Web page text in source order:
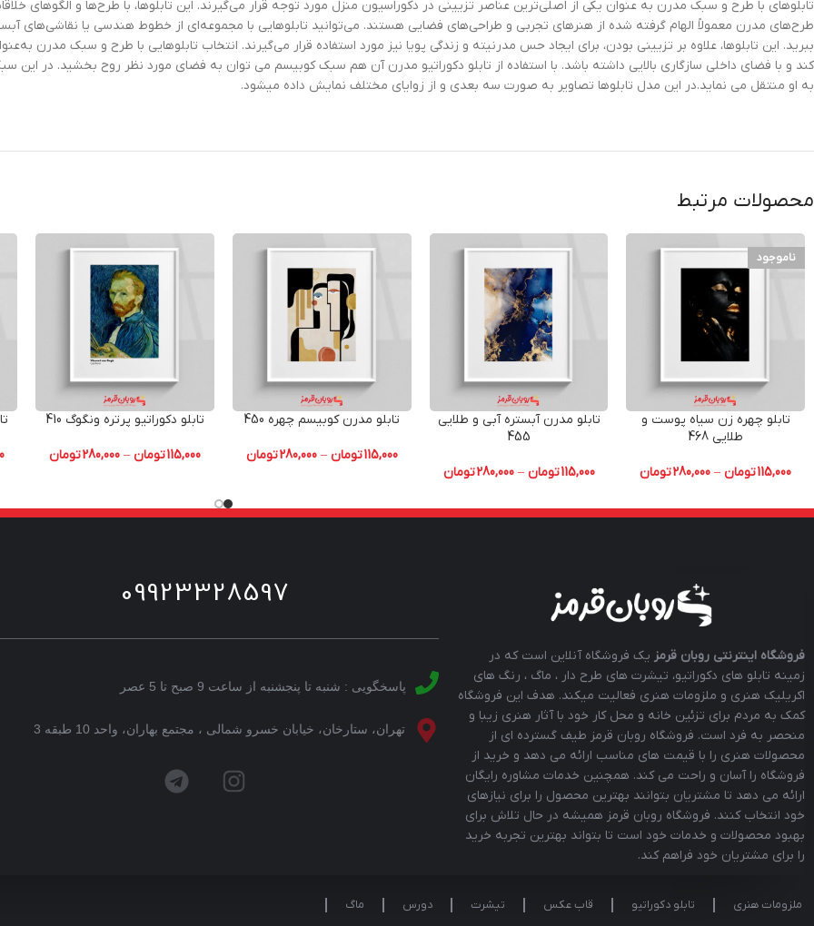
تابلوهای با طرح و سبک مدرن به عنوان یکی از اصلی‌ترین عناصر تزیینی در دکوراسیون منزل مورد توجه قرار می‌گیرند. این تابلوها، با طرح‌ها و الگوهای
طرح‌های مدرن معمولاً الهام گرفته شده از هنرهای تجربی و طراحی‌های فضایی هستند. می‌توانید تابلوهایی با مجموعه‌ای از خطوط هندسی یا نقاشی‌های
ببرید. این تابلوها، علاوه بر تزیینی بودن، برای ایجاد حس مدرنیته و زندگی پویا نیز مورد استفاده قرار می‌گیرند. انتخاب تابلوهایی با طرح و سبک
کند و با فضای داخلی سازگاری بالایی داشته باشد. با استفاده از تابلو دکوراتیو مدرن آن هم سبک کوبیسم می توان به فضای مورد نظر روح بخشید. در
به او منتقل می نماید.در این مدل تابلوها تصاویر به صورت سه بعدی و از زوایای مختلف نمایش داده میشود.
محصولات مرتبط
ناموجود
تابلو چهره زن سیاه پوست و
طلایی 468
115,000تومان –
280,000تومان
تابلو مدرن آبستره آبی و طلایی
455
115,000تومان –
280,000تومان
تابلو مدرن کوبیسم چهره 450
115,000تومان –
280,000تومان
تابلو دکوراتیو پرتره ونگوگ 410
115,000تومان –
280,000تومان
فروشگاه اینترنتی روبان قرمز یک فروشگاه آنلاین است که در
زمینه تابلو های دکوراتیو، تیشرت های طرح دار ، ماگ ، رنگ های
اکریلیک هنری و ملزومات هنری فعالیت میکند. هدف این فروشگاه
کمک به مردم برای تزئین خانه و محل کار خود با آثار هنری زیبا و
منحصر به فرد است. فروشگاه روبان قرمز طیف گسترده ای از
محصولات هنری را با قیمت های مناسب ارائه می دهد و خرید از
فروشگاه را آسان و راحت می کند. همچنین خدمات مشاوره رایگان
ارائه می دهد تا مشتریان بتوانند بهترین محصول را برای نیازهای
خود انتخاب کنند. فروشگاه روبان قرمز همیشه در حال تلاش برای
بهبود محصولات و خدمات خود است تا بتواند بهترین تجربه خرید
را برای مشتریان خود فراهم کند.
09923328597
پاسخگویی : شنبه تا پنجشنبه از ساعت 9 صبح تا 5 عصر
تهران، ستارخان، خیابان خسرو شمالی ، مجتمع بهاران، واحد 10 طبقه 3
ملزومات هنری تابلو دکوراتیو قاب عکس تیشرت دورس ماگ